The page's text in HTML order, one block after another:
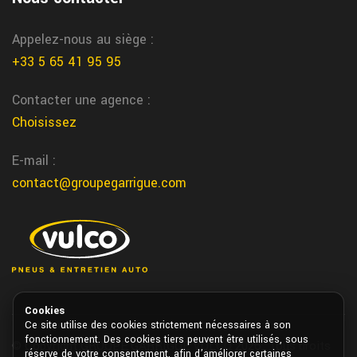
freinage voiture a Montreal
controle securite
Nous controlons systematiquement l’etat de votre vehicule avec
Appelez-nous au siège :
+33 5 65 41 95 95
Contacter une agence :
Choisissez
E-mail :
contact@groupegarrigue.com
© Copyright GROUPE GARRIGUE VULCO 2026. Tous droits
Cookies
Ce site utilise des cookies strictement nécessaires à son
fonctionnement. Des cookies tiers peuvent être utilisés, sous
réserve de votre consentement, afin d’améliorer certaines